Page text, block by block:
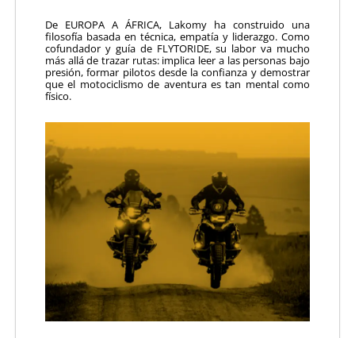
De EUROPA A ÁFRICA, Lakomy ha construido una
filosofía basada en técnica, empatía y liderazgo. Como
cofundador y guía de FLYTORIDE, su labor va mucho
más allá de trazar rutas: implica leer a las personas bajo
presión, formar pilotos desde la confianza y demostrar
que el motociclismo de aventura es tan mental como
físico.